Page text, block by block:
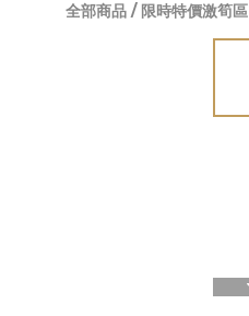
全部商品 / 限時特價激筍區